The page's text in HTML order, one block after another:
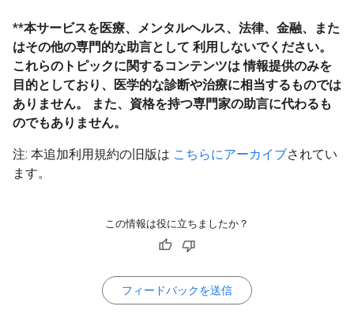
**本サービスを医療、メンタルヘルス、法律、金融、また
はその他の専門的な助言として 利用しないでください。
これらのトピックに関するコンテンツは 情報提供のみを
目的としており、医学的な診断や治療に相当するものでは
ありません。 また、資格を持つ専門家の助言に代わるも
のでもありません。
注: 本追加利用規約の旧版は こちらにアーカイブされてい
ます。
この情報は役に立ちましたか？
フィードバックを送信